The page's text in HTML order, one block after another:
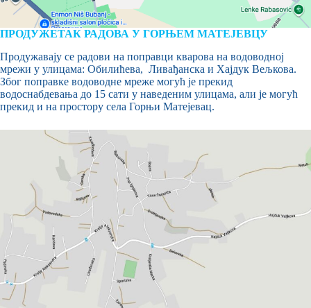
ПРОДУЖЕТАК РАДОВА У ГОРЊЕМ МАТЕЈЕВЦУ
Продужавају се радови на поправци кварова на водоводној
мрежи у улицама: Обилићева, Ливађанска и Хајдук Вељкова.
Због поправке водоводне мреже могућ је прекид
водоснабдевања до 15 сати у наведеним улицама, али је могућ
прекид и на простору села Горњи Матејевац.